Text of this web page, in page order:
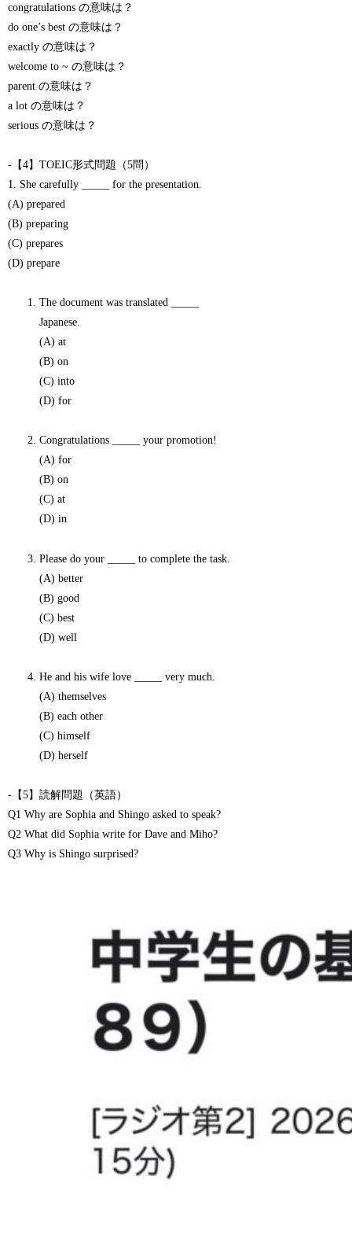
congratulations の意味は？
do one’s best の意味は？
exactly の意味は？
welcome to ~ の意味は？
parent の意味は？
a lot の意味は？
serious の意味は？
-【4】TOEIC形式問題（5問）
1. She carefully _____ for the presentation.
(A) prepared
(B) preparing
(C) prepares
(D) prepare
The document was translated _____
Japanese.
(A) at
(B) on
(C) into
(D) for
Congratulations _____ your promotion!
(A) for
(B) on
(C) at
(D) in
Please do your _____ to complete the task.
(A) better
(B) good
(C) best
(D) well
He and his wife love _____ very much.
(A) themselves
(B) each other
(C) himself
(D) herself
-【5】読解問題（英語）
Q1 Why are Sophia and Shingo asked to speak?
Q2 What did Sophia write for Dave and Miho?
Q3 Why is Shingo surprised?